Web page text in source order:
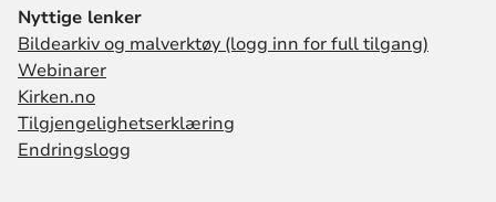
Nyttige lenker
Bildearkiv og malverktøy (logg inn for full tilgang)
Webinarer
Kirken.no
Tilgjengelighetserklæring
Endringslogg